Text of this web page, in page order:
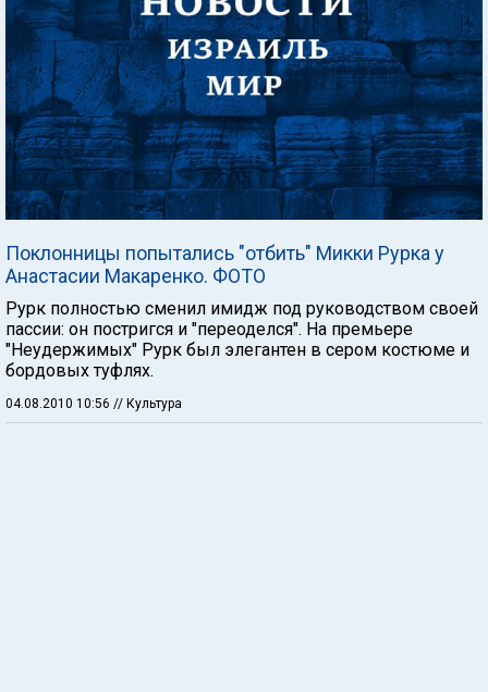
Поклонницы попытались "отбить" Микки Рурка у
Анастасии Макаренко. ФОТО
Рурк полностью сменил имидж под руководством своей
пассии: он постригся и "переоделся". На премьере
"Неудержимых" Рурк был элегантен в сером костюме и
бордовых туфлях.
04.08.2010 10:56 // Культура